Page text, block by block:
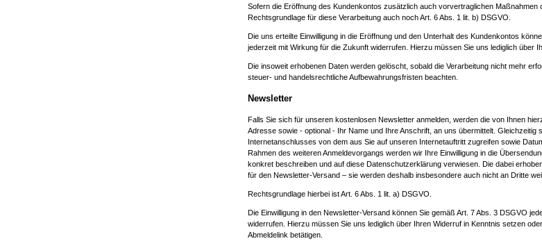
Sofern die Eröffnung des Kundenkontos zusätzlich auch vorvertraglichen Maßnahmen
Rechtsgrundlage für diese Verarbeitung auch noch Art. 6 Abs. 1 lit. b) DSGVO.
Die uns erteilte Einwilligung in die Eröffnung und den Unterhalt des Kundenkontos
jederzeit mit Wirkung für die Zukunft widerrufen. Hierzu müssen Sie uns lediglich über
Die insoweit erhobenen Daten werden gelöscht, sobald die Verarbeitung nicht mehr
steuer- und handelsrechtliche Aufbewahrungsfristen beachten.
Newsletter
Falls Sie sich für unseren kostenlosen Newsletter anmelden, werden die von Ihnen
Adresse sowie - optional - Ihr Name und Ihre Anschrift, an uns übermittelt. Gleichzeitig
Internetanschlusses von dem aus Sie auf unseren Internetauftritt zugreifen sowie
Rahmen des weiteren Anmeldevorgangs werden wir Ihre Einwilligung in die
konkret beschreiben und auf diese Datenschutzerklärung verwiesen. Die dabei
für den Newsletter-Versand – sie werden deshalb insbesondere auch nicht an Dritte
Rechtsgrundlage hierbei ist Art. 6 Abs. 1 lit. a) DSGVO.
Die Einwilligung in den Newsletter-Versand können Sie gemäß Art. 7 Abs. 3 DSGVO
widerrufen. Hierzu müssen Sie uns lediglich über Ihren Widerruf in Kenntnis setzen
Abmeldelink betätigen.